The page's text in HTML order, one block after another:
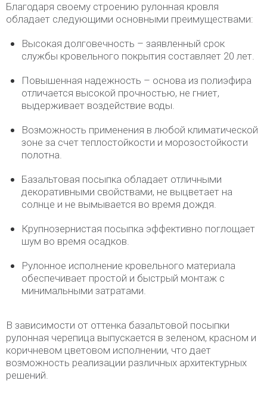
Благодаря своему строению рулонная кровля
обладает следующими основными преимуществами:
Высокая долговечность – заявленный срок
службы кровельного покрытия составляет 20 лет.
Повышенная надежность – основа из полиэфира
отличается высокой прочностью, не гниет,
выдерживает воздействие воды.
Возможность применения в любой климатической
зоне за счет теплостойкости и морозостойкости
полотна.
Базальтовая посыпка обладает отличными
декоративными свойствами, не выцветает на
солнце и не вымывается во время дождя.
Крупнозернистая посыпка эффективно поглощает
шум во время осадков.
Рулонное исполнение кровельного материала
обеспечивает простой и быстрый монтаж с
минимальными затратами.
В зависимости от оттенка базальтовой посыпки
рулонная черепица выпускается в зеленом, красном и
коричневом цветовом исполнении, что дает
возможность реализации различных архитектурных
решений.